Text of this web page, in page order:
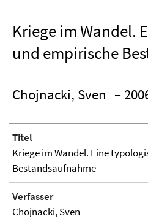
Kriege im Wandel.
und empirische
Chojnacki, Sven –
Titel
Kriege im Wandel. Eine
Bestandsaufnahme
Verfasser
Chojnacki, Sven